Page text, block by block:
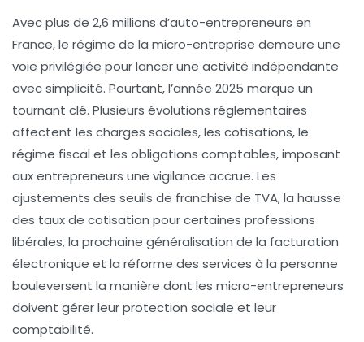
Avec plus de 2,6 millions d’auto-entrepreneurs en
France, le régime de la micro-entreprise demeure une
voie privilégiée pour lancer une activité indépendante
avec simplicité. Pourtant, l’année 2025 marque un
tournant clé. Plusieurs évolutions réglementaires
affectent les charges sociales, les cotisations, le
régime fiscal et les obligations comptables, imposant
aux entrepreneurs une vigilance accrue. Les
ajustements des seuils de franchise de TVA, la hausse
des taux de cotisation pour certaines professions
libérales, la prochaine généralisation de la facturation
électronique et la réforme des services à la personne
bouleversent la manière dont les micro-entrepreneurs
doivent gérer leur protection sociale et leur
comptabilité.